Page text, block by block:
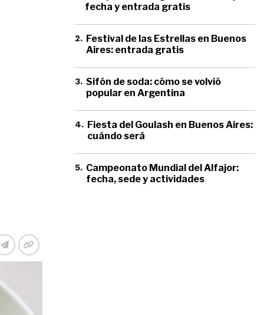
fecha y entrada gratis
2. Festival de las Estrellas en Buenos
Aires: entrada gratis
3. Sifón de soda: cómo se volvió
popular en Argentina
4. Fiesta del Goulash en Buenos Aires:
cuándo será
5. Campeonato Mundial del Alfajor:
fecha, sede y actividades